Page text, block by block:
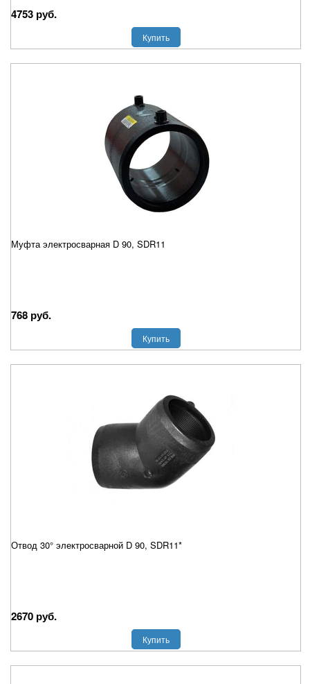
4753 руб.
Купить
Муфта электросварная D 90, SDR11
768 руб.
Купить
Отвод 30° электросварной D 90, SDR11*
2670 руб.
Купить